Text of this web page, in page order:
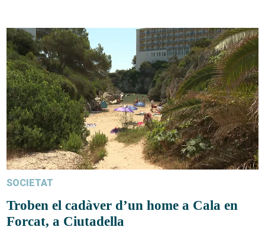
SOCIETAT
Troben el cadàver d’un home a Cala en
Forcat, a Ciutadella